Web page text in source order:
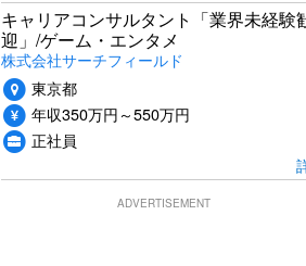
キャリアコンサルタント「業界未経験
迎」/ゲーム・エンタメ
株式会社サーチフィールド
東京都
年収350万円～550万円
正社員
ADVERTISEMENT